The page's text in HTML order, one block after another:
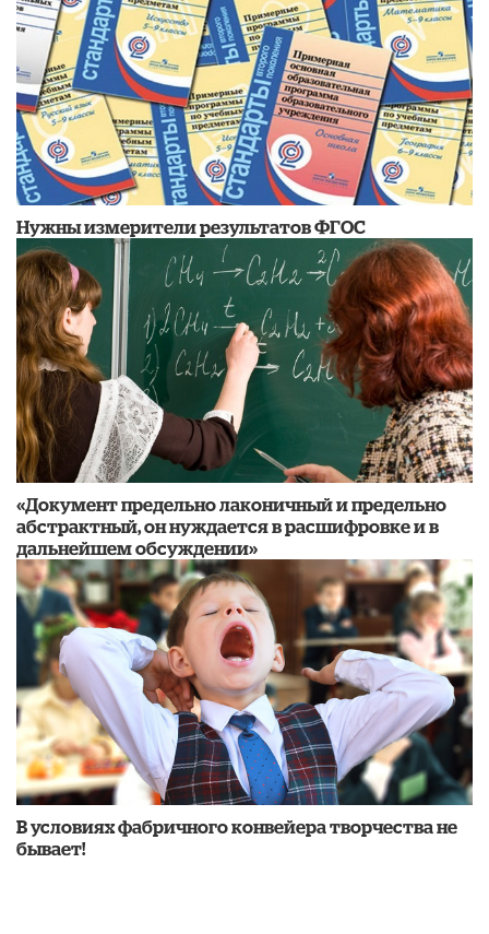
Нужны измерители результатов ФГОС
«Документ предельно лаконичный и предельно
абстрактный, он нуждается в расшифровке и в
дальнейшем обсуждении»
В условиях фабричного конвейера творчества не
бывает!